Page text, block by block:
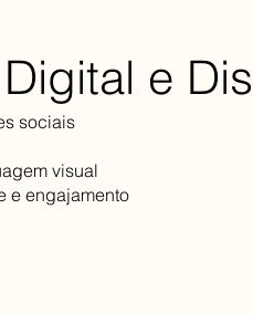
e
sociais
visual
e engajamento